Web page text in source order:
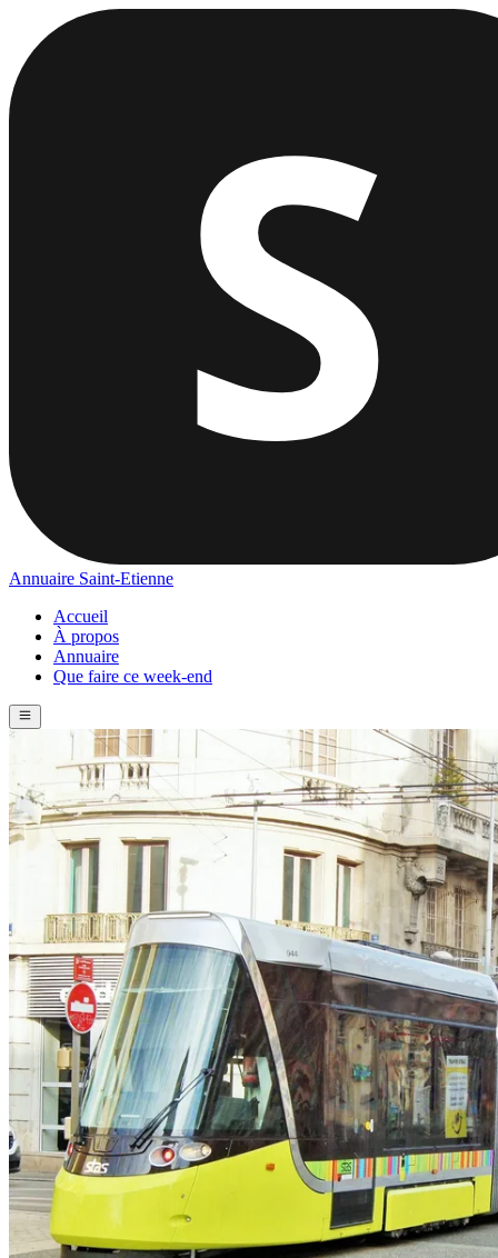
Annuaire Saint-Etienne
Accueil
À propos
Annuaire
Que faire ce week-end